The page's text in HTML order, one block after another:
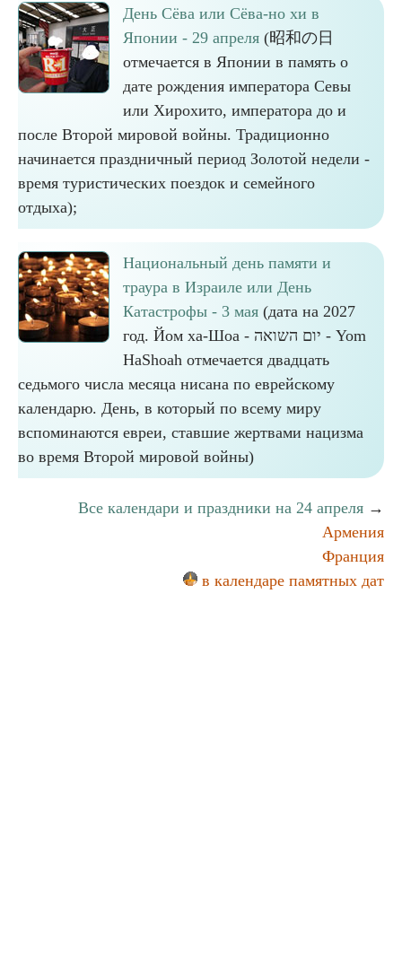
День Сёва или Сёва-но хи в
Японии - 29 апреля (昭和の日
отмечается в Японии в память о
дате рождения императора Севы
или Хирохито, императора до и
после Второй мировой войны. Традиционно
начинается праздничный период Золотой недели -
время туристических поездок и семейного
отдыха);
Национальный день памяти и
траура в Израиле или День
Катастрофы - 3 мая (дата на 2027
год. Йом ха-Шоа - יום השואה - Yom
HaShoah отмечается двадцать
седьмого числа месяца нисана по еврейскому
календарю. День, в который по всему миру
вспоминаются евреи, ставшие жертвами нацизма
во время Второй мировой войны)
Все календари и праздники на 24 апреля →
Армения
Франция
в календаре памятных дат